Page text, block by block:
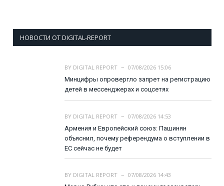
НОВОСТИ ОТ DIGITAL-REPORT
BY DIGITAL REPORT
07/08/2026 15:06
Минцифры опровергло запрет на регистрацию
детей в мессенджерах и соцсетях
BY DIGITAL REPORT
07/08/2026 14:53
Армения и Европейский союз: Пашинян
объяснил, почему референдума о вступлении в
ЕС сейчас не будет
BY DIGITAL REPORT
07/08/2026 14:43